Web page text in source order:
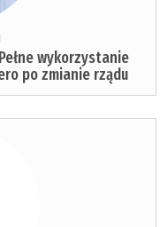
wykorzystanie
po zmianie rządu